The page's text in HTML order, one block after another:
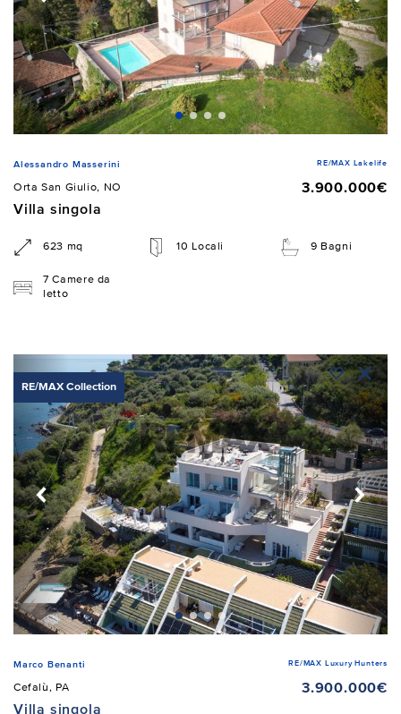
Alessandro Masserini RE/MAX Lakelife
Orta San Giulio, NO
3.900.000€
Villa singola
623 mq 10 Locali 9 Bagni
7 Camere da
letto
RE/MAX Collection
Marco Benanti RE/MAX Luxury Hunters
Cefalù, PA
3.900.000€
Villa singola